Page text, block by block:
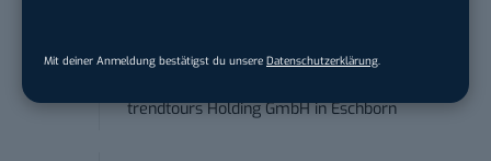
Mit deiner Anmeldung bestätigst du unsere Datenschutzerklärung
Anforderungs- und Projektmanager
trendtours Holding GmbHinEschborn